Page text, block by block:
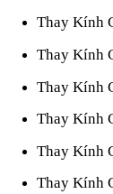
Thay Kính
Thay Kính
Thay Kính
Thay Kính
Thay Kính
Thay Kính